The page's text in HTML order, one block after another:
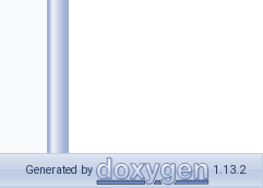
Generated by 1.13.2